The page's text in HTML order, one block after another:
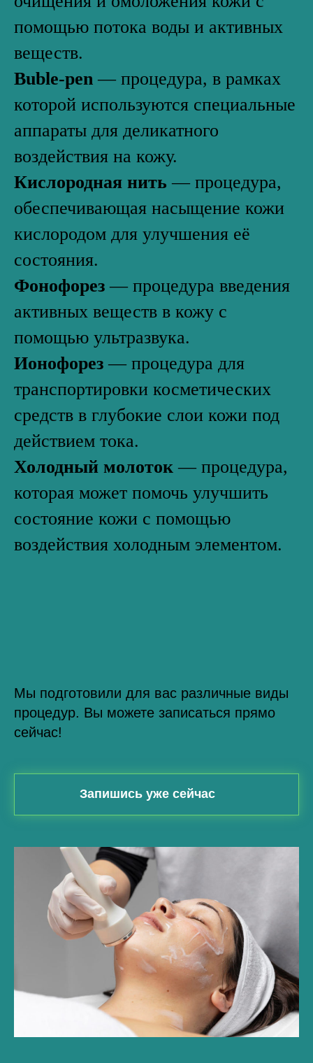
помощью потока воды и активных
веществ.
Buble-pen — процедура, в рамках
которой используются специальные
аппараты для деликатного
воздействия на кожу.
Кислородная нить — процедура,
обеспечивающая насыщение кожи
кислородом для улучшения её
состояния.
Фонофорез — процедура введения
активных веществ в кожу с
помощью ультразвука.
Ионофорез — процедура для
транспортировки косметических
средств в глубокие слои кожи под
действием тока.
Холодный молоток — процедура,
которая может помочь улучшить
состояние кожи с помощью
воздействия холодным элементом.
Мы подготовили для вас различные виды
процедур. Вы можете записаться прямо
сейчас!
Запишись уже сейчас